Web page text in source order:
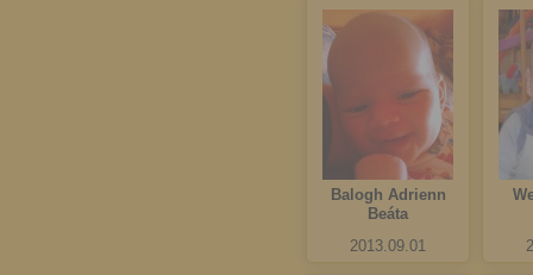
Balogh Adrienn
Beáta
2013.09.01